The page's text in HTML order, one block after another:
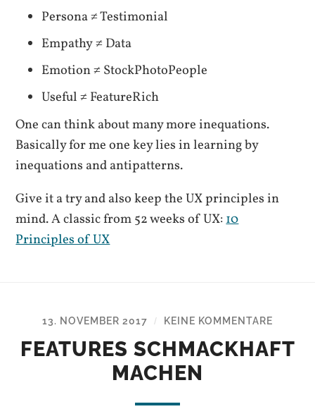
Persona ≠ Testimonial
Empathy ≠ Data
Emotion ≠ StockPhotoPeople
Useful ≠ FeatureRich
One can think about many more inequations.
Basically for me one key lies in learning by
inequations and antipatterns.
Give it a try and also keep the UX principles in
mind. A classic from 52 weeks of UX:10
Principles of UX
13. NOVEMBER 2017 / KEINE KOMMENTARE
FEATURES SCHMACKHAFT
MACHEN